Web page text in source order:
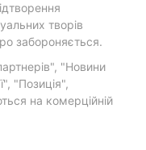
творів
забороняється.
"Новини
"Позиція",
на комерційній